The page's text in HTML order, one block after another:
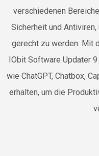
verschiedenen
Sicherheit und
gerecht zu werden. Mit
IObit Software Updater
wie ChatGPT, Chatbox,
erhalten, um die